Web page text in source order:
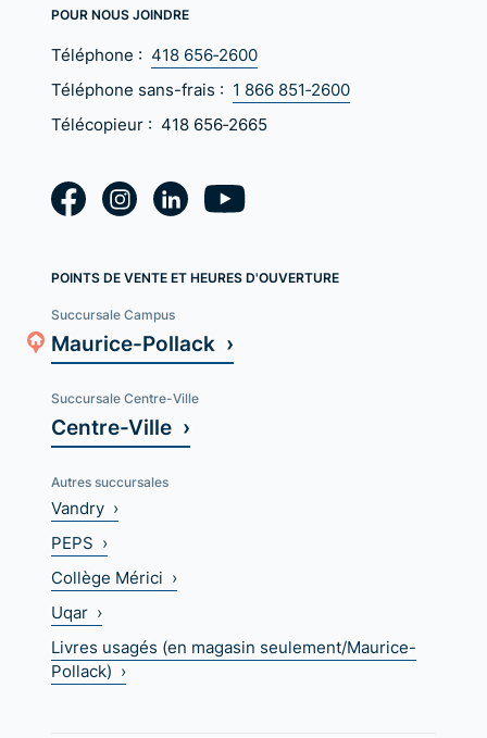
POUR NOUS JOINDRE
Téléphone : 418 656‑2600
Téléphone sans-frais : 1 866 851‑2600
Télécopieur : 418 656‑2665
POINTS DE VENTE ET HEURES D'OUVERTURE
Succursale Campus
Maurice-Pollack ›
Succursale Centre-Ville
Centre-Ville ›
Autres succursales
Vandry ›
PEPS ›
Collège Mérici ›
Uqar ›
Livres usagés (en magasin seulement/Maurice-
Pollack) ›